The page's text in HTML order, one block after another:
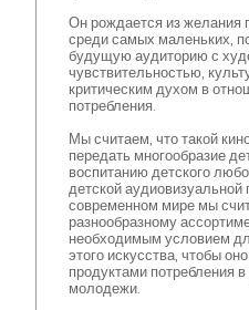
Он рождается из желания
среди самых маленьких,
будущую аудиторию с
чувствительностью,
критическим духом в
потребления.
Мы считаем, что такой
передать многообразие
воспитанию детского
детской аудиовизуальной
современном мире мы
разнообразному
необходимым условием
этого искусства, чтобы
продуктами потребления
молодежи.